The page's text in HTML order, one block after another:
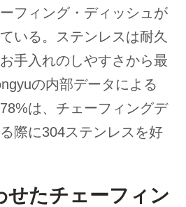
フィング・ディッシュが
いる。ステンレスは耐久
手入れのしやすさから最
の内部データによる
は、チェーフィングデ
際に304ステンレスを好
せたチェーフィン